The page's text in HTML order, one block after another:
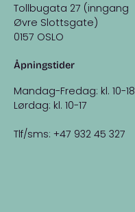
Tollbugata 27 (inngang
Øvre Slottsgate)
0157 OSLO
Åpningstider
Mandag-Fredag: kl. 10-18
Lørdag: kl. 10-17
Tlf/sms: +47 932 45 327